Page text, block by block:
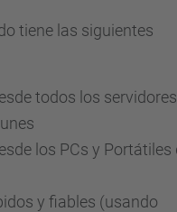
tiene las siguientes
todos los
los PCs y Portátiles
y fiables (usando